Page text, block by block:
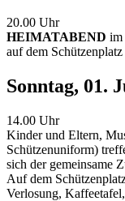
20.00 Uhr
HEIMATABEND im
auf dem Schützenplatz
Sonntag, 01.
14.00 Uhr
Kinder und Eltern,
Schützenuniform)
sich der gemeinsame
Auf dem
Verlosung,